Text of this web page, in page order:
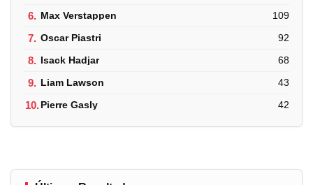
6. Max Verstappen 109
7. Oscar Piastri 92
8. Isack Hadjar 68
9. Liam Lawson 43
10.Pierre Gasly 42